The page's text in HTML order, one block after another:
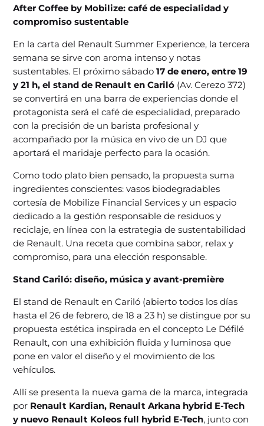
After Coffee by Mobilize: café de especialidad y
compromiso sustentable
En la carta del Renault Summer Experience, la tercera
semana se sirve con aroma intenso y notas
sustentables. El próximo sábado17 de enero, entre 19
y 21 h, el stand de Renault en Cariló (Av. Cerezo 372)
se convertirá en una barra de experiencias donde el
protagonista será el café de especialidad, preparado
con la precisión de un barista profesional y
acompañado por la música en vivo de un DJ que
aportará el maridaje perfecto para la ocasión.
Como todo plato bien pensado, la propuesta suma
ingredientes conscientes: vasos biodegradables
cortesía de Mobilize Financial Services y un espacio
dedicado a la gestión responsable de residuos y
reciclaje, en línea con la estrategia de sustentabilidad
de Renault. Una receta que combina sabor, relax y
compromiso, para una elección responsable.
Stand Cariló: diseño, música y avant-première
El stand de Renault en Cariló (abierto todos los días
hasta el 26 de febrero, de 18 a 23 h) se distingue por su
propuesta estética inspirada en el concepto Le Défilé
Renault, con una exhibición fluida y luminosa que
pone en valor el diseño y el movimiento de los
vehículos.
Allí se presenta la nueva gama de la marca, integrada
por Renault Kardian, Renault Arkana hybrid E-Tech
y nuevo Renault Koleos full hybrid E-Tech, junto con